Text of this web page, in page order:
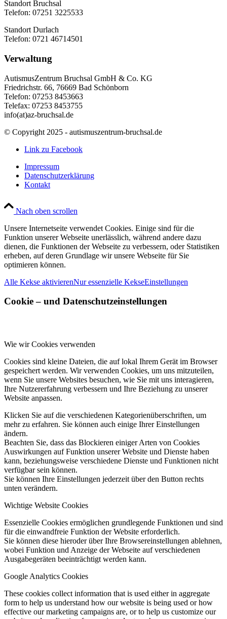
Standort Bruchsal
Telefon: 07251 3225533
Standort Durlach
Telefon: 0721 46714501
Verwaltung
AutismusZentrum Bruchsal GmbH & Co. KG
Friedrichstr. 66, 76669 Bad Schönborn
Telefon: 07253 8453663
Telefax: 07253 8453755
info(at)az-bruchsal.de
© Copyright 2025 - autismuszentrum-bruchsal.de
Link zu Facebook
Impressum
Datenschutzerklärung
Kontakt
Nach oben scrollen
Unsere Internetseite verwendet Cookies. Einige sind für die
Funktion unserer Webseite unerlässlich, während andere dazu
dienen, die Funktionen der Webseite zu verbessern, oder Statistiken
erheben, auf deren Grundlage wir unsere Webseite für Sie
optimieren können.
Alle Kekse aktivierenNur essenzielle KekseEinstellungen
Cookie – und Datenschutzeinstellungen
Wie wir Cookies verwenden
Cookies sind kleine Dateien, die auf lokal Ihrem Gerät im Browser
gespeichert werden. Wir verwenden Cookies, um uns mitzuteilen,
wenn Sie unsere Websites besuchen, wie Sie mit uns interagieren,
Ihre Nutzererfahrung verbessern und Ihre Beziehung zu unserer
Website anpassen.
Klicken Sie auf die verschiedenen Kategorienüberschriften, um
mehr zu erfahren. Sie können auch einige Ihrer Einstellungen
ändern.
Beachten Sie, dass das Blockieren einiger Arten von Cookies
Auswirkungen auf Funktion unserer Website und Dienste haben
kann, beziehungsweise verschiedene Dienste und Funktionen nicht
verfügbar sein können.
Sie können Ihre Einstellungen jederzeit über den Button rechts
unten verändern.
Wichtige Website Cookies
Essenzielle Cookies ermöglichen grundlegende Funktionen und sind
für die einwandfreie Funktion der Website erforderlich.
Sie können diese hieroder über Ihre Browsereinstellungen ablehnen,
wobei Funktion und Anzeige der Webseite auf verschiedenen
Ausgabegeräten beeinträchtigt werden kann.
Google Analytics Cookies
These cookies collect information that is used either in aggregate
form to help us understand how our website is being used or how
effective our marketing campaigns are, or to help us customize our